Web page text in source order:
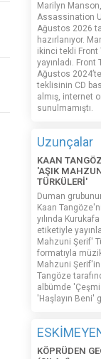
Marilyn
Assassination
Ağustos 2026
hazırlanıyor.
ikinci tekli Front
yayınladı.
Ağustos
teklisinin CD
almış, internet
sunulmamıştı.
Uzunçalar
KAAN
'AŞIK
TÜRKÜLERİ'
Duman
Kaan
yılında
etiketiyle
Mahzuni Şerif'
formatıyla
Mahzuni
Tangöze
albümde
'Haşlayın Beni'
KÖPRÜDEN